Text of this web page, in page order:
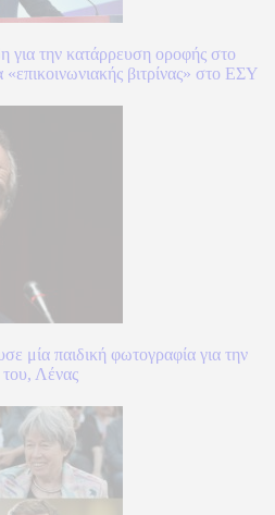
την κατάρρευση οροφής στο
βιτρίνας» στο ΕΣΥ
μία παιδική φωτογραφία για την
του, Λένας